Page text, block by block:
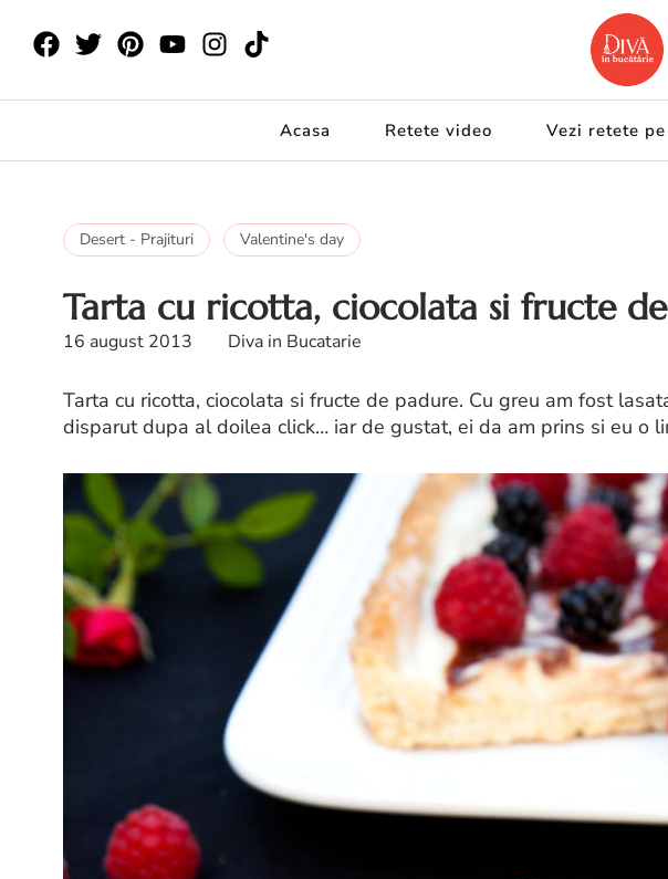
Acasa Retete video Vezi retete
Desert - Prajituri Valentine's day
Tarta cu ricotta, ciocolata si fructe
16 august 2013 Diva in Bucatarie
Tarta cu ricotta, ciocolata si fructe de padure. Cu greu am fost
disparut dupa al doilea click… iar de gustat, ei da am prins si eu o